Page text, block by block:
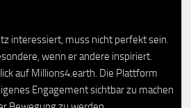
interessiert, muss nicht perfekt sein.
wenn er andere inspiriert.
auf Millions4.earth. Die Plattform
Engagement sichtbar zu machen